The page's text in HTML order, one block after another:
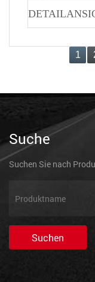
1
Suche
Suchen Sie nach